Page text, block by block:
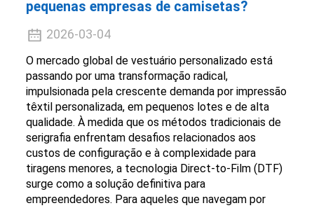
pequenas empresas de camisetas?
2026-03-04
O mercado global de vestuário personalizado está
passando por uma transformação radical,
impulsionada pela crescente demanda por impressão
têxtil personalizada, em pequenos lotes e de alta
qualidade. À medida que os métodos tradicionais de
serigrafia enfrentam desafios relacionados aos
custos de configuração e à complexidade para
tiragens menores, a tecnologia Direct-to-Film (DTF)
surge como a solução definitiva para
empreendedores. Para aqueles que navegam por